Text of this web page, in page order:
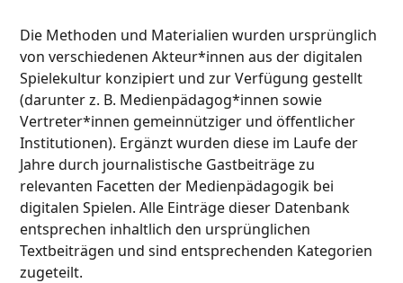
Die Methoden und Materialien wurden ursprünglich
von verschiedenen Akteur*innen aus der digitalen
Spielekultur konzipiert und zur Verfügung gestellt
(darunter z. B. Medienpädagog*innen sowie
Vertreter*innen gemeinnütziger und öffentlicher
Institutionen). Ergänzt wurden diese im Laufe der
Jahre durch journalistische Gastbeiträge zu
relevanten Facetten der Medienpädagogik bei
digitalen Spielen. Alle Einträge dieser Datenbank
entsprechen inhaltlich den ursprünglichen
Textbeiträgen und sind entsprechenden Kategorien
zugeteilt.